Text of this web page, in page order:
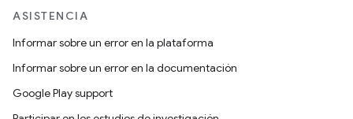
ASISTENCIA
Informar sobre un error en la plataforma
Informar sobre un error en la documentación
Google Play support